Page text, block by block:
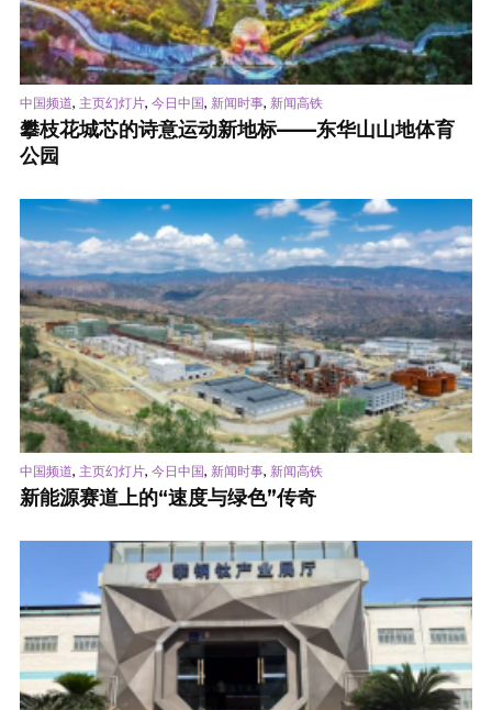
中国频道, 主页幻灯片, 今日中国, 新闻时事, 新闻高铁
攀枝花城芯的诗意运动新地标——东华山山地体育
公园
中国频道, 主页幻灯片, 今日中国, 新闻时事, 新闻高铁
新能源赛道上的“速度与绿色”传奇